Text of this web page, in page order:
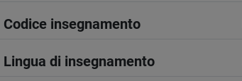
Codice insegnamento
Lingua di insegnamento